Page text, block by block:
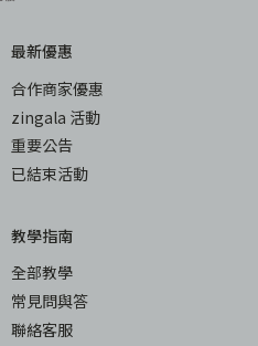
最新優惠
合作商家優惠
zingala 活動
重要公告
已結束活動
教學指南
全部教學
常見問與答
聯絡客服